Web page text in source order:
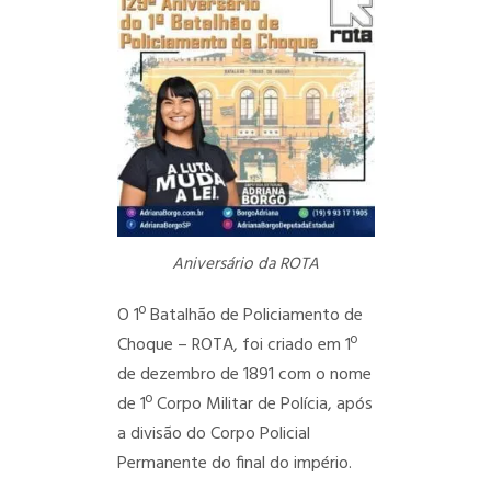
Aniversário da ROTA
O 1º Batalhão de Policiamento de
Choque – ROTA, foi criado em 1º
de dezembro de 1891 com o nome
de 1º Corpo Militar de Polícia, após
a divisão do Corpo Policial
Permanente do final do império.